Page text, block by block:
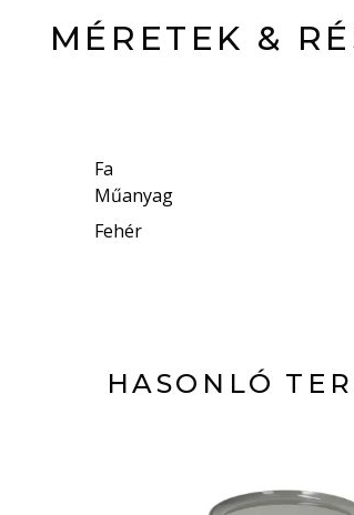
MÉRETEK &
Fa
Műanyag
Fehér
HASONLÓ